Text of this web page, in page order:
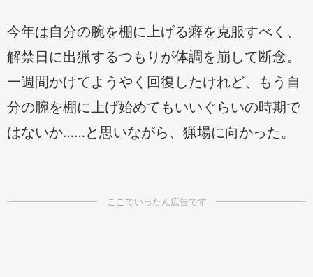
今年は自分の腕を棚に上げる癖を克服すべく、
解禁日に出猟するつもりが体調を崩して断念。
一週間かけてようやく回復したけれど、もう自
分の腕を棚に上げ始めてもいいぐらいの時期で
はないか……と思いながら、猟場に向かった。